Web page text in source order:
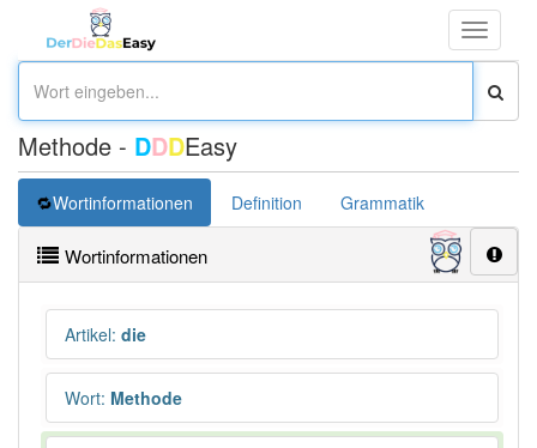
Toggle
Methode - DDDEasy
Wortinformationen Definition Grammatik
Wortinformationen
Artikel: die
Wort: Methode